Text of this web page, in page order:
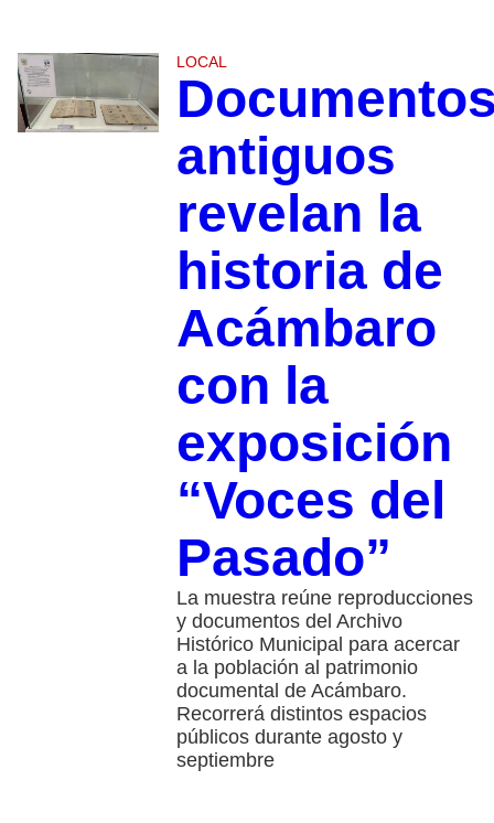
LOCAL
antiguos
revelan la
historia de
Acámbaro
con la
exposición
“Voces del
Pasado”
La muestra reúne reproducciones
y documentos del Archivo
Histórico Municipal para acercar
a la población al patrimonio
documental de Acámbaro.
Recorrerá distintos espacios
públicos durante agosto y
septiembre